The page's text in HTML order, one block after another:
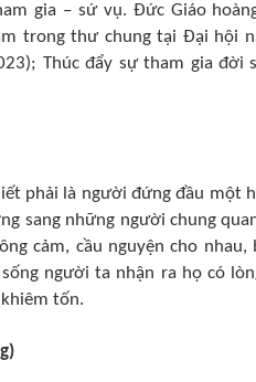
gia – sứ vụ. Đức Giáo
trong thư chung tại Đại hội
Thúc đẩy sự tham gia đời
phải là người đứng đầu một
sang những người chung
cảm, cầu nguyện cho
người ta nhận ra họ có
tốn.